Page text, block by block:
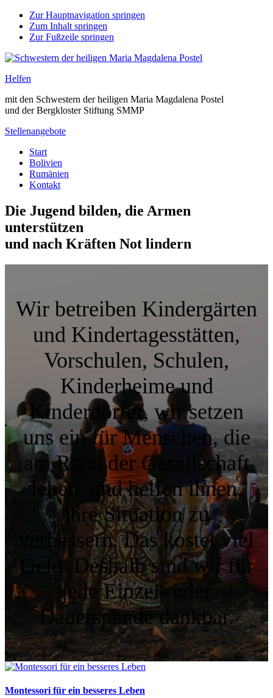
Zur Hauptnavigation springen
Zum Inhalt springen
Zur Fußzeile springen
Helfen
mit den Schwestern der heiligen Maria Magdalena Postel
und der Bergkloster Stiftung SMMP
Stellenangebote
Start
Bolivien
Rumänien
Kontakt
Die Jugend bilden, die Armen
unterstützen
und nach Kräften Not lindern
Wir betreiben Kindergärten
und Kindertagesstätten,
Vorschulen, Schulen,
Kinderheime und
Kinderdörfer, wir setzen
uns ein für Menschen, die
am Rand der Gesellschaft
leben, und helfen ihnen,
ihre Situation zu
verbessern. Das kostet viel
Geld. Deshalb sind wir für
jede Einzel- oder
Dauerspende dankbar.
Montessori für ein besseres Leben